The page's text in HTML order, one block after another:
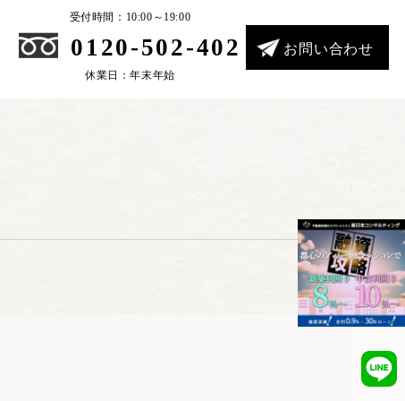
受付時間：10:00～19:00
0120-502-402
休業日：年末年始
お問い合わせ